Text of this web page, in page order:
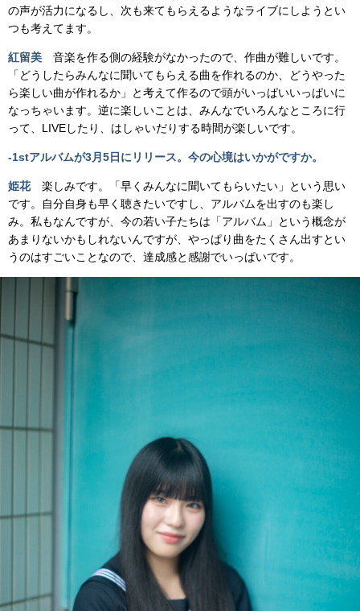
の声が活力になるし、次も来てもらえるようなライブにしようとい
つも考えてます。
紅留美 音楽を作る側の経験がなかったので、作曲が難しいです。
「どうしたらみんなに聞いてもらえる曲を作れるのか、どうやった
ら楽しい曲が作れるか」と考えて作るので頭がいっぱいいっぱいに
なっちゃいます。逆に楽しいことは、みんなでいろんなところに行
って、LIVEしたり、はしゃいだりする時間が楽しいです。
-1stアルバムが3月5日にリリース。今の心境はいかがですか。
姫花楽しみです。「早くみんなに聞いてもらいたい」という思い
です。自分自身も早く聴きたいですし、アルバムを出すのも楽し
み。私もなんですが、今の若い子たちは「アルバム」という概念が
あまりないかもしれないんですが、やっぱり曲をたくさん出すとい
うのはすごいことなので、達成感と感謝でいっぱいです。